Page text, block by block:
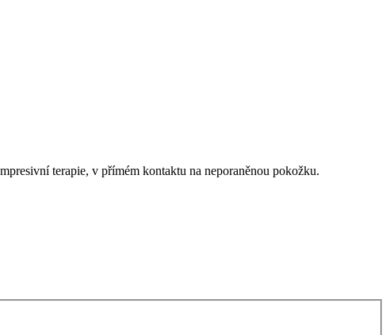
terapie, v přímém kontaktu na neporaněnou pokožku.